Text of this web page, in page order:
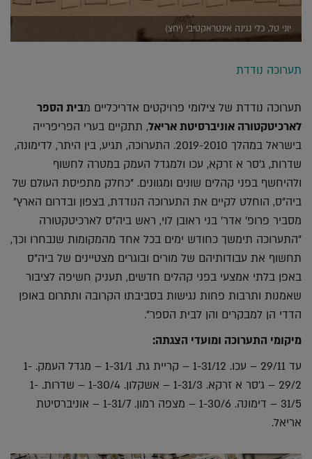
יוני טל, כלי נגינה אינטראקטיבי (יחצ)
תערוכה נודדת
תערוכה נודדת של צילומי פרויקטים אדריכליים מבית הספר
לארכיטקטורה אוניברסיטת אריאל, תתקיים בערי הפריפרייה
בישראל במהלך 2019-2010. התערוכה, תגיע, בין היתר, לדימונה,
שדרות, ג'סר א זרקא, עכו ולמגדל העמק במטרה לחשוף
ולהיחשף בפני קהלים שונים ומגוונים. "כחלק מתפיסת העולם של
ביה"ס, הוחלט לקיים את התערוכה הנודדת, בצפון ובדרום הארץ"
מסביר פרופ' אדר' בני ראובן לוי, ראש ביה"ס לארכיטקטורה
"התערוכה תימשך כחודש ימים בכל אחד מהמקומות שנבחרו וכך,
תחשוף את עבודותיהם של מורים ובוגרים מצטיינים של ביה"ס
באפן בלתי אמצעי בפני קהלים חדשים, תעניק חשיפה לציבור
שאמנות ותרבות פחות נגישות בסביבתו הקרובה ותתרום באופן
הדדי הן למבקרים והן לבית הספר".
מיקומי התערוכה ומועדי הצגתה:
עד 29/11 – עכו. 1-31/12 – קריית גת. 1-31/1 – מגדל העמק. 1-
29/2 – ג'סר א זרקא. 1-31/3 – אשקלון. 1-30/4 – שדרות. 1-
31/5 – דימונה. 1-30/6 – מצפה רמון. 1-31/7 – אוניברסיטת
אריאל.